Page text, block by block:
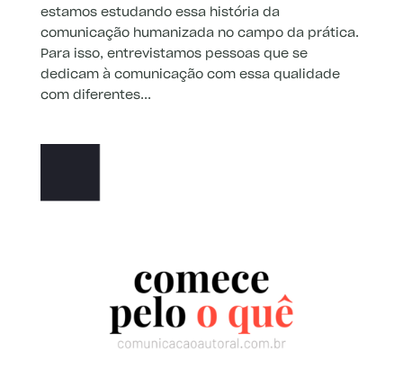
estamos estudando essa história da
comunicação humanizada no campo da prática.
Para isso, entrevistamos pessoas que se
dedicam à comunicação com essa qualidade
com diferentes...